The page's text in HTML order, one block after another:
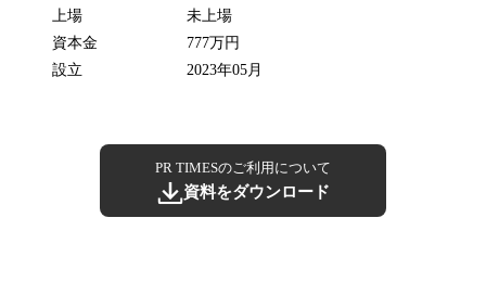
上場
未上場
資本金
777万円
設立
2023年05月
PR TIMESのご利用について
資料をダウンロード